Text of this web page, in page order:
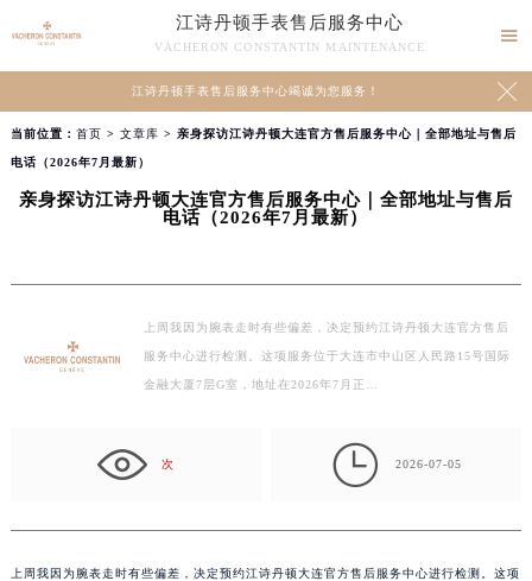
江诗丹顿手表售后服务中心
VACHERON CONSTANTIN MAINTENANCE

江诗丹顿手表售后服务中心竭诚为您服务！ 
当前位置： 首页 > 文章库 > 亲身探访江诗丹顿大连官方售后服务中心｜全部地址与售后
电话（2026年7月最新）
亲身探访江诗丹顿大连官方售后服务中心｜全部地址与售后
电话（2026年7月最新）
上周我因为腕表走时有些偏差，决定预约江诗丹顿大连官方售后
服务中心进行检测。这项服务位于大连市中山区人民路15号国际
金融大厦7层G室，地址在2026年7月正…
次  2026-07-05
上周我因为腕表走时有些偏差，决定预约江诗丹顿大连官方售后服务中心进行检测。这项